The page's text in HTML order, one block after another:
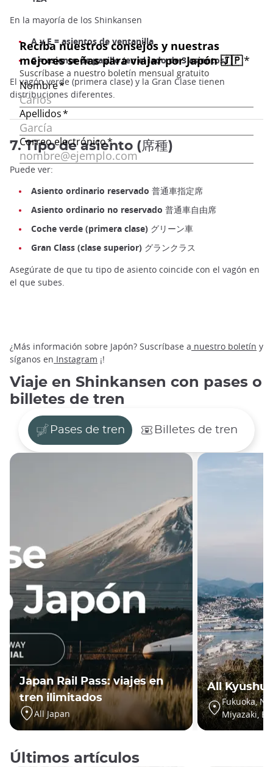
En la mayoría de los Shinkansen
A y E = asientos de ventanilla
C = asiento de pasillo (en el lado de 3 asientos)
El vagón verde (primera clase) y la Gran Clase tienen
distribuciones diferentes.
7. Tipo de asiento (席種)
Puede ver:
Asiento ordinario reservado 普通車指定席
Asiento ordinario no reservado 普通車自由席
Coche verde (primera clase) グリーン車
Gran Class (clase superior) グランクラス
Asegúrate de que tu tipo de asiento coincide con el vagón en
el que subes.
¿Más información sobre Japón? Suscríbase a nuestro boletín y
síganos en Instagram ¡!
Viaje en Shinkansen con pases o
billetes de tren
Pases de tren Billetes de tren
Japan Rail Pass: viajes en
tren ilimitados
All Japan
All Kyushu
Fukuoka,
Miyazaki,
Últimos artículos